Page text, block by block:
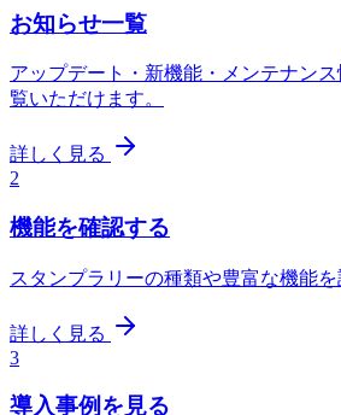
お知らせ一覧
アップデート・新機能・メンテナン
覧いただけます。
詳しく見る
2
機能を確認する
スタンプラリーの種類や豊富な機能を
詳しく見る
3
導入事例を見る